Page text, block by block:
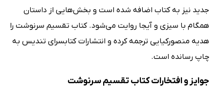
جدید نیز به کتاب اضافه شده است و بخش‌هایی از داستان
همگام با سیزی و آیجا روایت می‌شود. کتاب تقسیم سرنوشت را
هدیه منصورکیایی ترجمه کرده و انتشارات کتابسرای تندیس به
چاپ رسانده است.
جوایز و افتخارات کتاب تقسیم سرنوشت